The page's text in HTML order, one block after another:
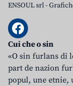
ENSOUL srl-
Cui che o sin
«O sin furlans di
part de nazion
popul, une etnie,